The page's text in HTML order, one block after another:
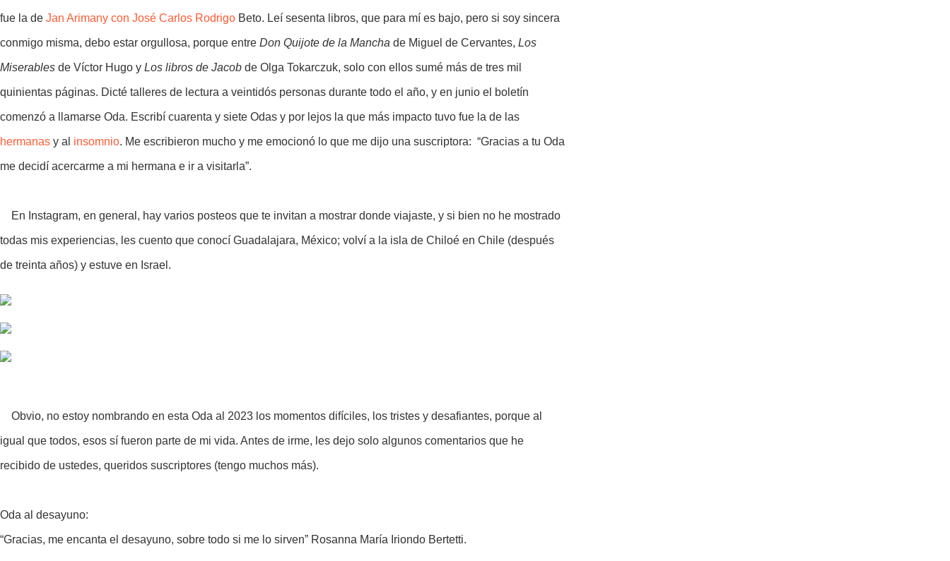
fue la de Jan Arimany con José Carlos Rodrigo Beto. Leí sesenta libros, que para mí es bajo, pero si soy sincera
conmigo misma, debo estar orgullosa, porque entre Don Quijote de la Mancha de Miguel de Cervantes, Los
Miserables de Víctor Hugo y Los libros de Jacob de Olga Tokarczuk, solo con ellos sumé más de tres mil
quinientas páginas. Dicté talleres de lectura a veintidós personas durante todo el año, y en junio el boletín
comenzó a llamarse Oda. Escribí cuarenta y siete Odas y por lejos la que más impacto tuvo fue la de las
hermanas y al insomnio. Me escribieron mucho y me emocionó lo que me dijo una suscriptora: “Gracias a tu Oda
me decidí acercarme a mi hermana e ir a visitarla”.
En Instagram, en general, hay varios posteos que te invitan a mostrar donde viajaste, y si bien no he mostrado
todas mis experiencias, les cuento que conocí Guadalajara, México; volví a la isla de Chiloé en Chile (después
de treinta años) y estuve en Israel.
Obvio, no estoy nombrando en esta Oda al 2023 los momentos difíciles, los tristes y desafiantes, porque al
igual que todos, esos sí fueron parte de mi vida. Antes de irme, les dejo solo algunos comentarios que he
recibido de ustedes, queridos suscriptores (tengo muchos más).
Oda al desayuno:
“Gracias, me encanta el desayuno, sobre todo si me lo sirven” Rosanna María Iriondo Bertetti.